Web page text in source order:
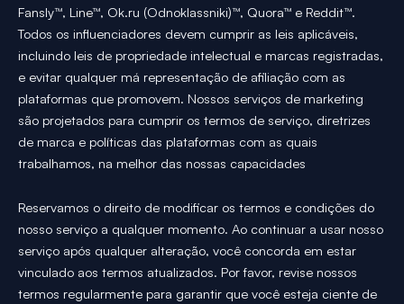
Fansly™, Line™, Ok.ru (Odnoklassniki)™, Quora™ e Reddit™.
Todos os influenciadores devem cumprir as leis aplicáveis,
incluindo leis de propriedade intelectual e marcas registradas,
e evitar qualquer má representação de afiliação com as
plataformas que promovem. Nossos serviços de marketing
são projetados para cumprir os termos de serviço, diretrizes
de marca e políticas das plataformas com as quais
trabalhamos, na melhor das nossas capacidades
Reservamos o direito de modificar os termos e condições do
nosso serviço a qualquer momento. Ao continuar a usar nosso
serviço após qualquer alteração, você concorda em estar
vinculado aos termos atualizados. Por favor, revise nossos
termos regularmente para garantir que você esteja ciente de